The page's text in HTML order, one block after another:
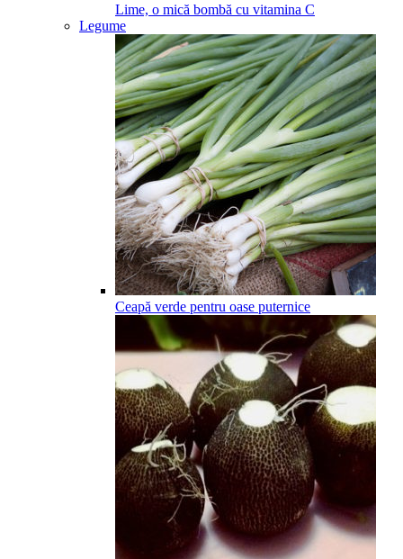
Lime, o mică bombă cu vitamina C
Legume
Ceapă verde pentru oase puternice